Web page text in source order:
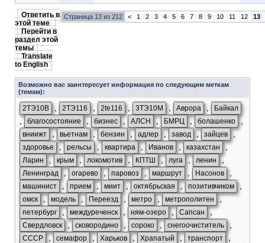
Ответить в
этой теме
Перейти в
раздел этой
темы
Translate
to English
Страница 13 из 212 < 1 2 3 4 5 6 7 8 9 10 11 12 13
Возможно вас заинтересует информация по следующим меткам
(темам):
2ТЭ10В 2ТЭ116 2te116 3ТЭ10М Аврора Байкал
, благосостояние , бизнес , АЛСН , БМРЦ , болашенко
вниижт , вьетнам , бензин , адлер , завод , зайцев ,
здоровье , рельсы , квартира , Иванов , казахстан ,
Ларин , крым , локомотив , КПТШ , луга , ленин ,
Ленинград , огарево , паровоз , маршрут Насонов
машинист прием , миит , октябрьская , позитивчиком
омск , модель , Переезд метро , метрополитен ,
петербург , междуреченск ням-озеро , Сапсан ,
Свердловск , сковородино сороко , снегоочиститель
СССР , семафор , Харьков , Храпатый , транспорт